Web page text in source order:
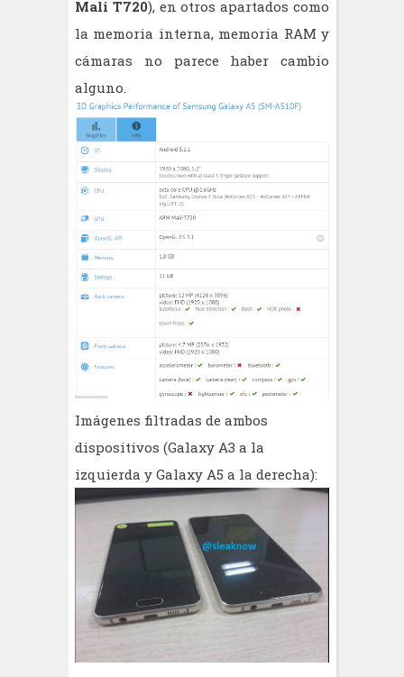
Mali T720), en otros apartados como
la memoria interna, memoria RAM y
cámaras no parece haber cambio
alguno.
Imágenes filtradas de ambos
dispositivos (Galaxy A3 a la
izquierda y Galaxy A5 a la derecha):